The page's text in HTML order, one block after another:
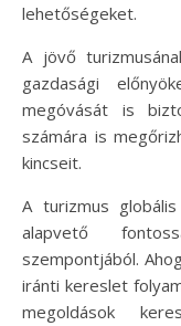
lehetőségeket.
A jövő
gazdasági
megóvását is
számára is
kincseit.
A turizmus
alapvető
szempontjából.
iránti kereslet
megoldások